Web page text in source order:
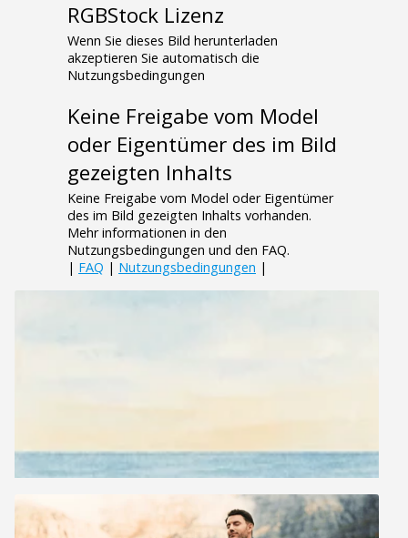
RGBStock Lizenz
Wenn Sie dieses Bild herunterladen
akzeptieren Sie automatisch die
Nutzungsbedingungen
Keine Freigabe vom Model
oder Eigentümer des im Bild
gezeigten Inhalts
Keine Freigabe vom Model oder Eigentümer
des im Bild gezeigten Inhalts vorhanden.
Mehr informationen in den
Nutzungsbedingungen und den FAQ.
| FAQ | Nutzungsbedingungen |